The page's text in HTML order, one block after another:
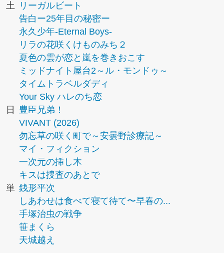
土
リーガルビート
告白ー25年目の秘密ー
永久少年-Eternal Boys-
リラの花咲くけものみち２
夏色の雲が恋と嵐を巻きおこす
ミッドナイト屋台2～ル・モンドゥ～
タイムトラベルダディ
Your Sky ハレのち恋
日
豊臣兄弟！
VIVANT (2026)
勿忘草の咲く町で～安曇野診療記～
マイ・フィクション
一次元の挿し木
キスは捜査のあとで
単 銭形平次
しあわせは食べて寝て待て〜早春の...
手塚治虫の戦争
笹まくら
天城越え